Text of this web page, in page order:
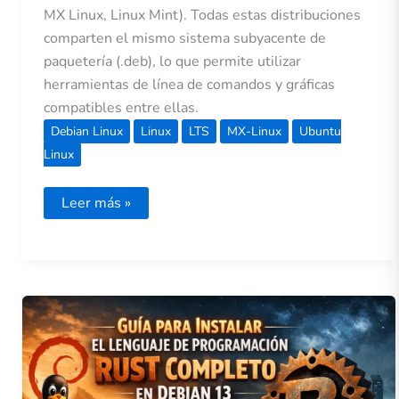
MX Linux, Linux Mint). Todas estas distribuciones
comparten el mismo sistema subyacente de
paquetería (.deb), lo que permite utilizar
herramientas de línea de comandos y gráficas
compatibles entre ellas.
Debian Linux Linux LTS MX-Linux
Ubuntu
Linux
Leer más »
Guía
para
instalar
el
lenguaje
de
programación